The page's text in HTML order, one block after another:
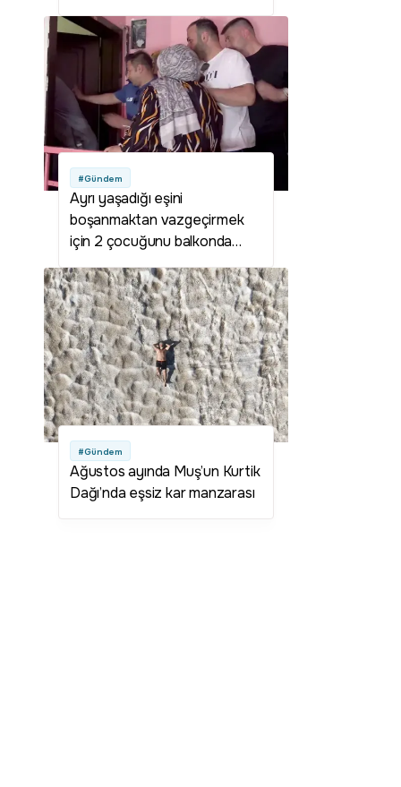
#Gündem
Ayrı yaşadığı eşini
boşanmaktan vazgeçirmek
için 2 çocuğunu balkonda
#Gündem
Ağustos ayında Muş’un Kurtik
Dağı’nda eşsiz kar manzarası